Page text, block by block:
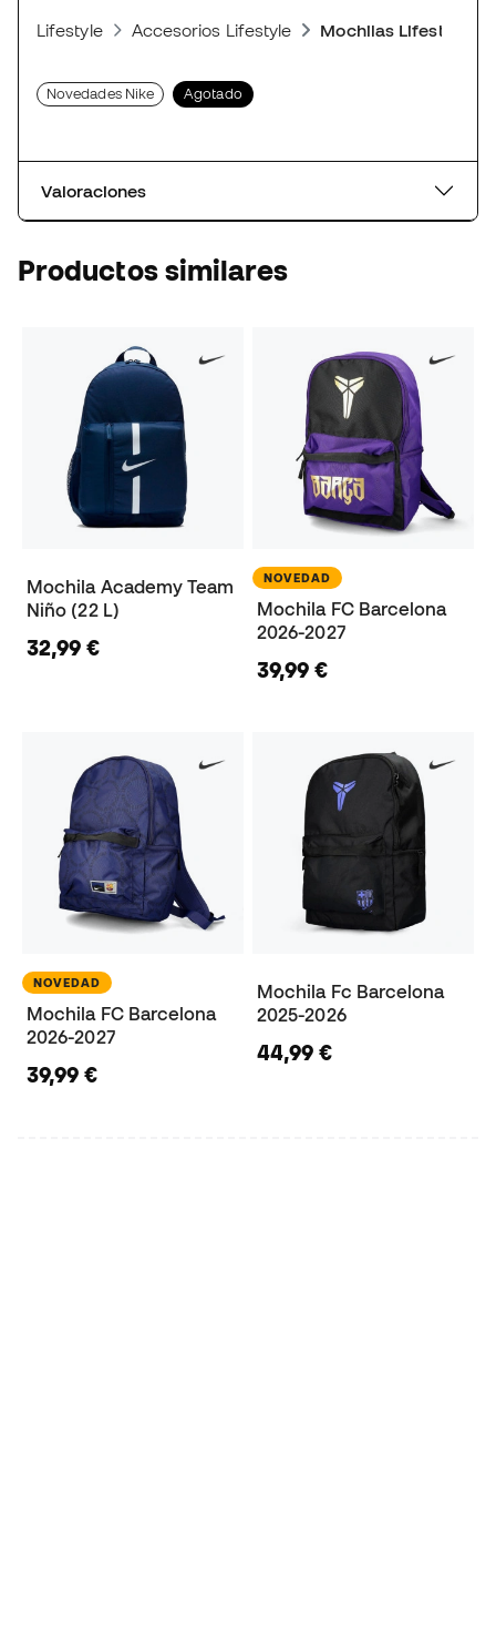
Lifestyle Accesorios Lifestyle Mochilas Lifestyle
Novedades Nike Agotado
Valoraciones
Productos similares
Mochila Academy Team
Niño (22 L)
32,99 €
NOVEDAD
Mochila FC Barcelona
2026-2027
39,99 €
NOVEDAD
Mochila FC Barcelona
2026-2027
39,99 €
Mochila Fc Barcelona
2025-2026
44,99 €